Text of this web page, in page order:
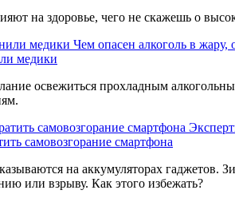
на здоровье, чего не скажешь о
Чем опасен алкоголь в жару,
медики
освежиться прохладным
самовозгорание смартфона
на аккумуляторах гаджетов.
или взрыву. Как этого избежать?